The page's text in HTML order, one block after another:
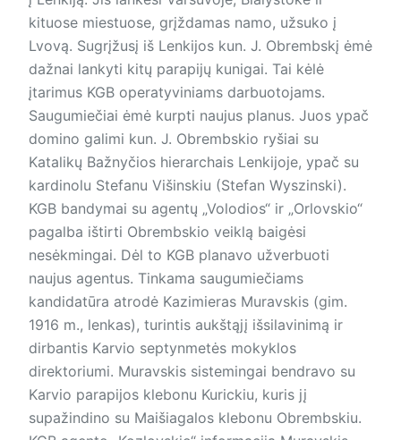
kituose miestuose, grįždamas namo, užsuko į
Lvovą. Sugrįžusį iš Lenkijos kun. J. Obrembskį ėmė
dažnai lankyti kitų parapijų kunigai. Tai kėlė
įtarimus KGB operatyviniams darbuotojams.
Saugumiečiai ėmė kurpti naujus planus. Juos ypač
domino galimi kun. J. Obrembskio ryšiai su
Katalikų Bažnyčios hierarchais Lenkijoje, ypač su
kardinolu Stefanu Višinskiu (Stefan Wyszinski).
KGB bandymai su agen­tų „Volodios“ ir „Orlovskio“
pagalba ištirti Obrembskio veiklą baigėsi
nesėkmingai. Dėl to KGB planavo užverbuoti
naujus agentus. Tinkama saugumiečiams
kandidatūra atrodė Kazimieras Muravskis (gim.
1916 m., lenkas), turintis aukštąjį išsilavinimą ir
dirbantis Karvio septynmetės mokyklos
direktoriumi. Muravskis sistemingai bendravo su
Karvio parapijos klebonu Kurickiu, kuris jį
supažindino su Maišiagalos klebonu Obrembskiu.